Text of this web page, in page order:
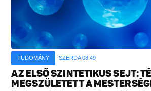
TUDOMÁNY SZERDA 08:49
AZ ELSŐ SZINTETIKUS SEJT:
MEGSZÜLETETT A